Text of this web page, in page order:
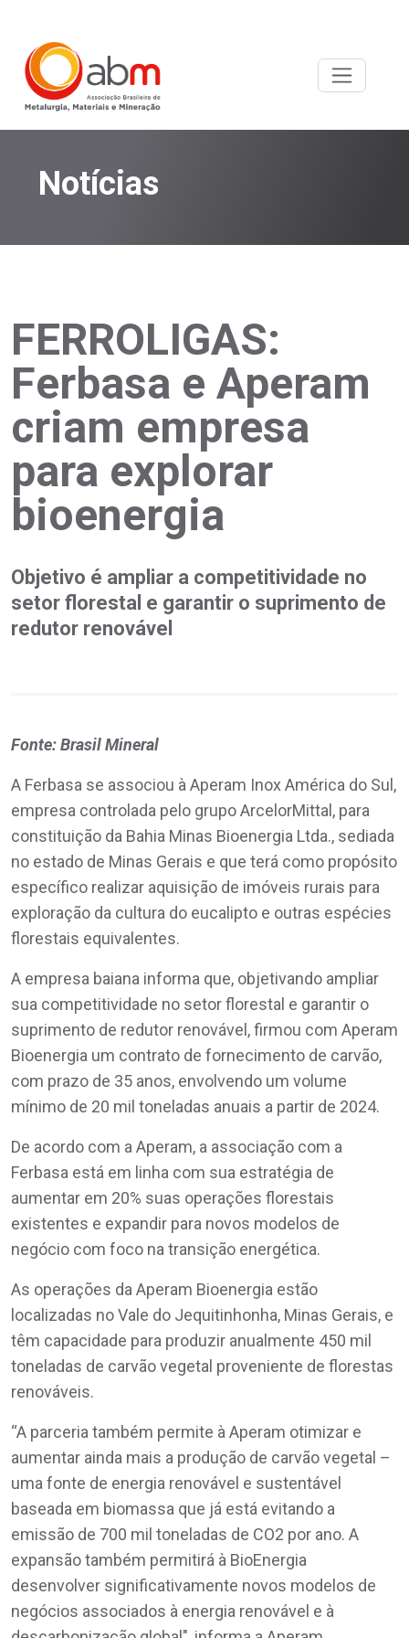
Notícias
FERROLIGAS:
Ferbasa e Aperam
criam empresa
para explorar
bioenergia
Objetivo é ampliar a competitividade no
setor florestal e garantir o suprimento de
redutor renovável
Fonte: Brasil Mineral
A Ferbasa se associou à Aperam Inox América do Sul,
empresa controlada pelo grupo ArcelorMittal, para
constituição da Bahia Minas Bioenergia Ltda., sediada
no estado de Minas Gerais e que terá como propósito
específico realizar aquisição de imóveis rurais para
exploração da cultura do eucalipto e outras espécies
florestais equivalentes.
A empresa baiana informa que, objetivando ampliar
sua competitividade no setor florestal e garantir o
suprimento de redutor renovável, firmou com Aperam
Bioenergia um contrato de fornecimento de carvão,
com prazo de 35 anos, envolvendo um volume
mínimo de 20 mil toneladas anuais a partir de 2024.
De acordo com a Aperam, a associação com a
Ferbasa está em linha com sua estratégia de
aumentar em 20% suas operações florestais
existentes e expandir para novos modelos de
negócio com foco na transição energética.
As operações da Aperam Bioenergia estão
localizadas no Vale do Jequitinhonha, Minas Gerais, e
têm capacidade para produzir anualmente 450 mil
toneladas de carvão vegetal proveniente de florestas
renováveis.
“A parceria também permite à Aperam otimizar e
aumentar ainda mais a produção de carvão vegetal –
uma fonte de energia renovável e sustentável
baseada em biomassa que já está evitando a
emissão de 700 mil toneladas de CO2 por ano. A
expansão também permitirá à BioEnergia
desenvolver significativamente novos modelos de
negócios associados à energia renovável e à